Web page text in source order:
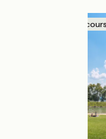
Idée de parcours